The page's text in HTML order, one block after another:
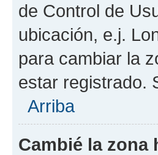
de Control de
ubicación, e.j.
para cambiar la
estar registrado.
Arriba
Cambié la zona